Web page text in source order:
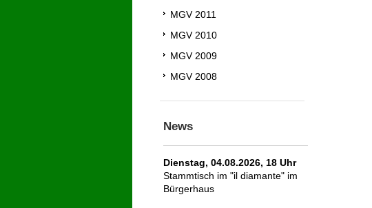
MGV 2011
MGV 2010
MGV 2009
MGV 2008
News
Dienstag, 04.08.2026, 18 Uhr
Stammtisch im "il diamante" im
Bürgerhaus